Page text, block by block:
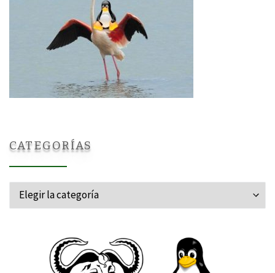
CATEGORÍAS
Categorías